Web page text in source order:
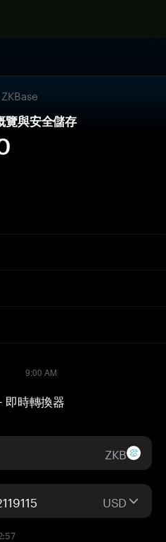
ZKBase
覽與安全儲存
即時轉換器
ZKB
USD